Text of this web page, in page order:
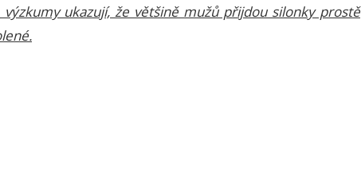
ukazují, že většině mužů přijdou silonky prostě